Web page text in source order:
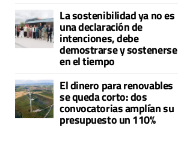
La sostenibilidad ya no es
una declaración de
intenciones, debe
demostrarse y sostenerse
en el tiempo
El dinero para renovables
se queda corto: dos
convocatorias amplían su
presupuesto un 110%